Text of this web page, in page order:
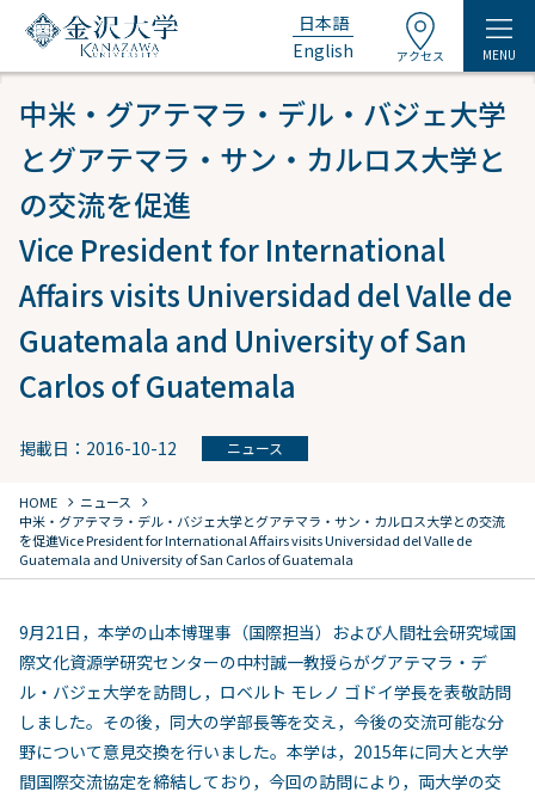
日本語
English
アクセス MENU
中米・グアテマラ・デル・バジェ大学
とグアテマラ・サン・カルロス大学と
の交流を促進
Vice President for International
Affairs visits Universidad del Valle de
Guatemala and University of San
Carlos of Guatemala
掲載日：2016-10-12 ニュース
HOME chevron_right ニュース chevron_right
中米・グアテマラ・デル・バジェ大学とグアテマラ・サン・カルロス大学との交流
を促進Vice President for International Affairs visits Universidad del Valle de
Guatemala and University of San Carlos of Guatemala
9月21日，本学の山本博理事（国際担当）および人間社会研究域国
際文化資源学研究センターの中村誠一教授らがグアテマラ・デ
ル・バジェ大学を訪問し，ロベルト モレノ ゴドイ学長を表敬訪問
しました。その後，同大の学部長等を交え，今後の交流可能な分
野について意見交換を行いました。本学は，2015年に同大と大学
間国際交流協定を締結しており，今回の訪問により，両大学の交